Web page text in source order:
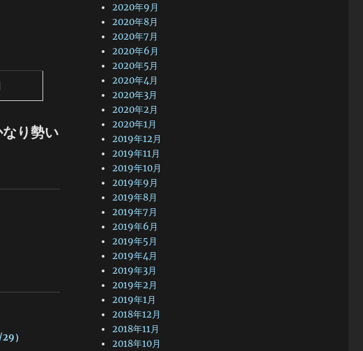
り勢い
）
2020年9月
2020年8月
2020年7月
2020年6月
2020年5月
2020年4月
2020年3月
2020年2月
2020年1月
2019年12月
2019年11月
2019年10月
2019年9月
2019年8月
2019年7月
2019年6月
2019年5月
2019年4月
2019年3月
2019年2月
2019年1月
2018年12月
2018年11月
2018年10月